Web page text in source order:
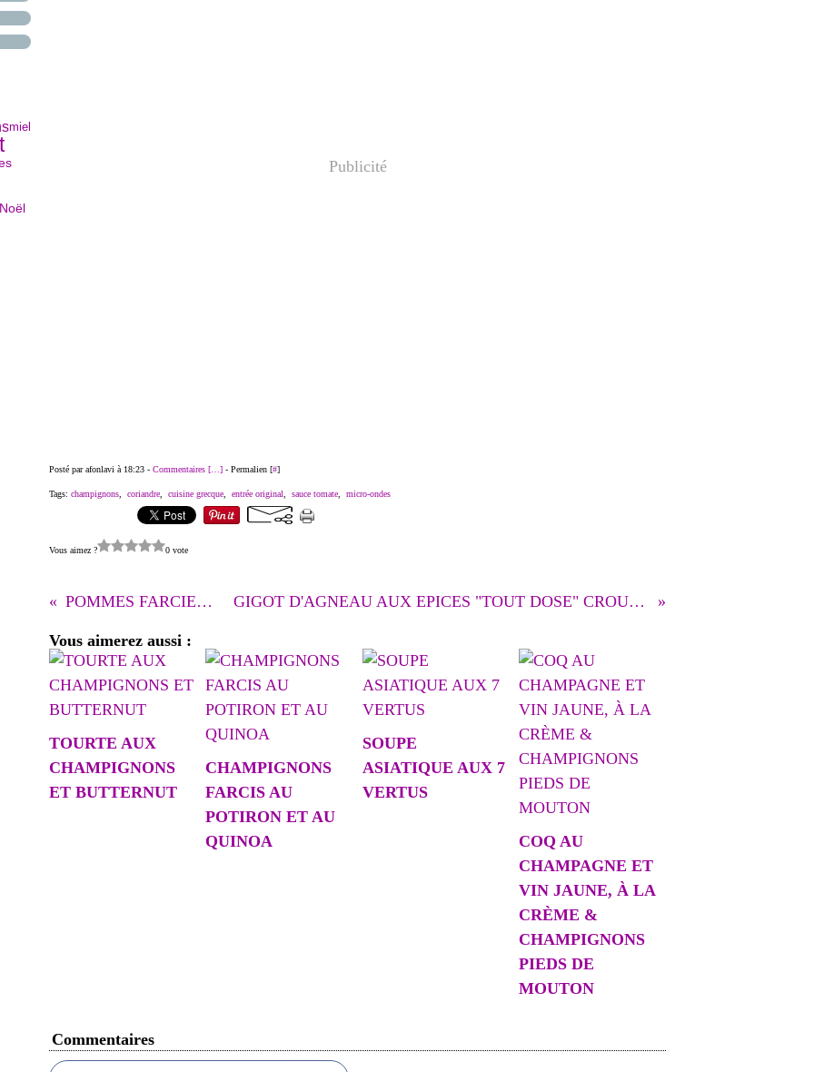
miel
Noël
Publicité
Posté par afonlavi à 18:23 - Commentaires [ ] - Permalien [#]
Tags: champignons coriandre cuisine grecque entrée original sauce tomate micro-ondes
Vous aimez ? 0 vote
POMMES FARCIES AU POULET GIGOT D'AGNEAU AUX EPICES "TOUT DOSE" CROUTE AU YAOURT ET PISTACHES
Vous aimerez aussi :
TOURTE AUX
CHAMPIGNONS
ET BUTTERNUT
CHAMPIGNONS
FARCIS AU
POTIRON ET AU
QUINOA
SOUPE
ASIATIQUE AUX 7
VERTUS
COQ AU
CHAMPAGNE ET
VIN JAUNE, À LA
CRÈME &
CHAMPIGNONS
PIEDS DE
MOUTON
Commentaires